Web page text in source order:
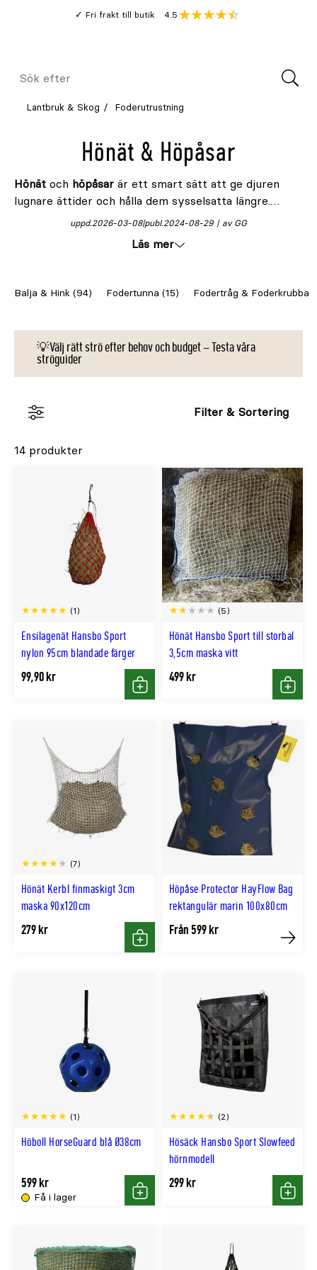
Fri frakt till butik
Genomsnitt
4.5
Meny
Sök
Lantbruk & Skog Foderutrustning
Hönät & Höpåsar
Hönät och höpåsar är ett smart sätt att ge djuren
lugnare ättider och hålla dem sysselsatta längre.
Genom att låta hästen äta i ett långsammare tempo
publ.2024-08-29
uppd.2026-03-08 av GG
Läs mer
Balja & Hink (94) Fodertunna (15) Fodertråg & Foderkrubba
💡Välj rätt strö efter behov och budget – Testa våra
ströguider
Filter & Sortering
14 produkter
Ensilagenät Hansbo Sport
nylon 95cm blandade färger
(1)
99,90 kr
Köp
Hönät Hansbo Sport till storbal
3,5cm maska vitt
(5)
499 kr
Köp
Hönät Kerbl finmaskigt 3cm
maska 90x120cm
(7)
279 kr
Köp
Höpåse Protector HayFlow Bag
rektangulär marin 100x80cm
Från 599 kr
Köp
Höboll HorseGuard blå Ø38cm
(1)
Få i lager
599 kr
Köp
Hösäck Hansbo Sport Slowfeed
hörnmodell
(2)
299 kr
Köp